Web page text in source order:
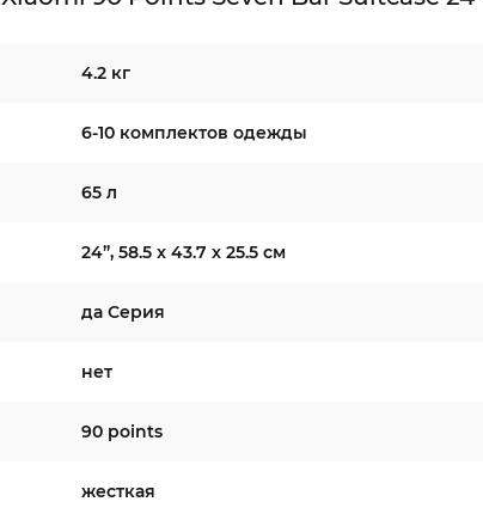
4.2 кг
6-10 комплектов одежды
65 л
24”, 58.5 x 43.7 x 25.5 см
да Серия
нет
90 points
жесткая